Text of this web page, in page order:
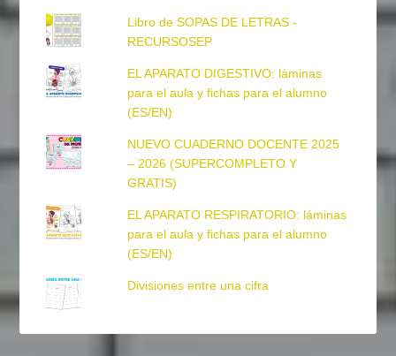
Libro de SOPAS DE LETRAS -
RECURSOSEP
EL APARATO DIGESTIVO: láminas
para el aula y fichas para el alumno
(ES/EN)
NUEVO CUADERNO DOCENTE 2025
– 2026 (SUPERCOMPLETO Y
GRATIS)
EL APARATO RESPIRATORIO: láminas
para el aula y fichas para el alumno
(ES/EN)
Divisiones entre una cifra